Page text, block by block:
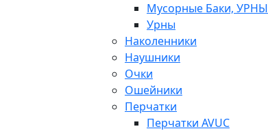
Мусорные Баки, УРНЫ
Урны
Наколенники
Наушники
Очки
Ошейники
Перчатки
Перчатки AVUC